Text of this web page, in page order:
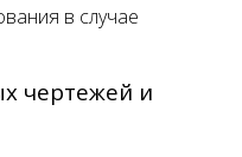
в случае
чертежей и